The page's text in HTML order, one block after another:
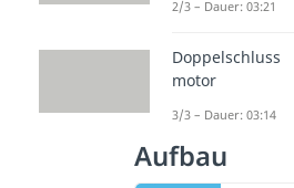
Aufbau
2/3 – Dauer: 03:21
Doppelschluss
motor
3/3 – Dauer: 03:14